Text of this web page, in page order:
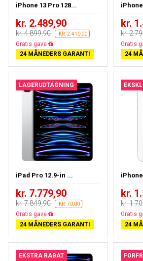
iPhone 13 Pro 128...
kr. 2.489,90
kr. 4.899,90 -KR. 2.410,00
Gratis fragt
24 MÅNEDERS GARANTI
kr.
kr.
Gratis
24
LAGERUDTAGNING
iPad Pro 12.9-in ...
kr. 7.779,90
kr. 7.849,90 -KR. 70,00
Næsten udsolgt
24 MÅNEDERS GARANTI
iPhone
kr.
kr.
Gratis
24
EKSTRA RABAT